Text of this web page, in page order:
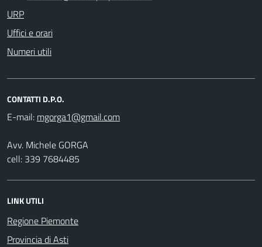
URP
Uffici e orari
Numeri utili
CONTATTI D.P.O.
E-mail:
Avv. Michele GORGA
cell: 339 7684485
LINK UTILI
Regione Piemonte
Provincia di Asti